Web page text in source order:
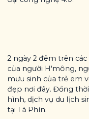
2 ngày 2 đêm trên
của người H'mông,
mưu sinh của trẻ em
đẹp nơi đây. Đồng
hình, dịch vụ du lịch
tại Tà Phìn.